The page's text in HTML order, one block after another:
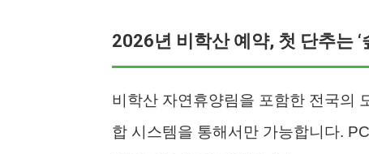
2026년 비학산 예약, 첫 단추는 ‘
비학산 자연휴양림을 포함한 전국의
합 시스템을 통해서만 가능합니다.